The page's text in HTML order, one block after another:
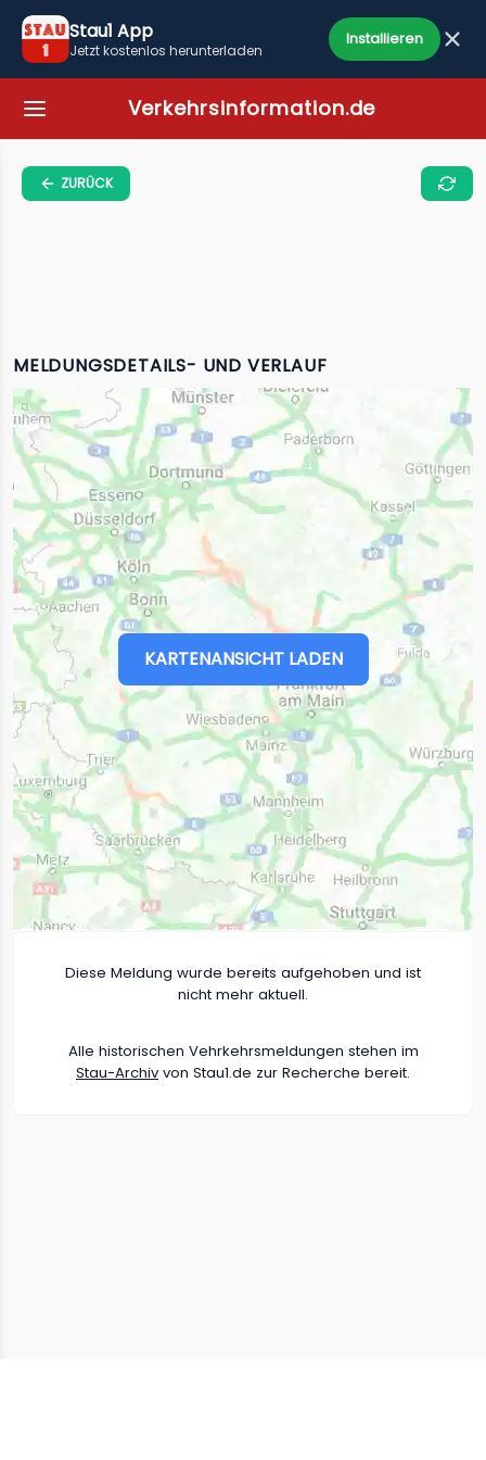
Stau1 App
Jetzt kostenlos herunterladen
Installieren
Verkehrsinformation.de
ZURÜCK
MELDUNGSDETAILS- UND VERLAUF
KARTENANSICHT LADEN
Diese Meldung wurde bereits aufgehoben und ist
nicht mehr aktuell.
Alle historischen Vehrkehrsmeldungen stehen im
Stau-Archiv von Stau1.de zur Recherche bereit.